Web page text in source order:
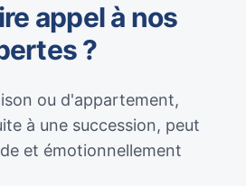
appel à nos
?
ou d'appartement,
à une succession, peut
et émotionnellement